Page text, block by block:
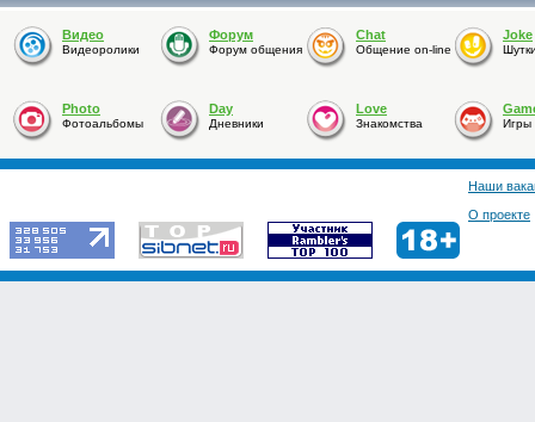
Видео
Видеоролики
Форум
Форум общения
Chat
Общение on-line
Joke
Photo
Фотоальбомы
Day
Дневники
Love
Знакомства Игры
Наши
О проекте